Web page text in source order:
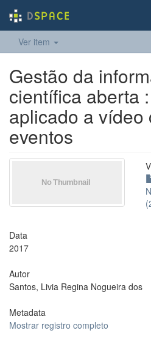
Ver item
Gestão da
científica aberta
aplicado a vídeo
eventos
Data
2017
Autor
Santos, Livia Regina Nogueira dos
Metadata
Mostrar registro completo